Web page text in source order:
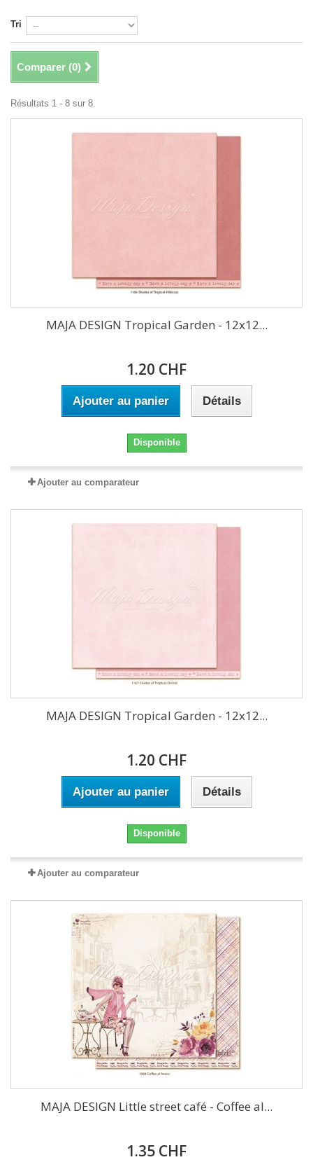
Tri
Comparer (0)
Résultats 1 - 8 sur 8.
MAJA DESIGN Tropical Garden - 12x12...
1.20 CHF
Ajouter au panier Détails
Disponible
Ajouter au comparateur
MAJA DESIGN Tropical Garden - 12x12...
1.20 CHF
Ajouter au panier Détails
Disponible
Ajouter au comparateur
MAJA DESIGN Little street café - Coffee al...
1.35 CHF